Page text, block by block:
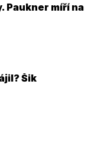
Paukner míří na
Šik